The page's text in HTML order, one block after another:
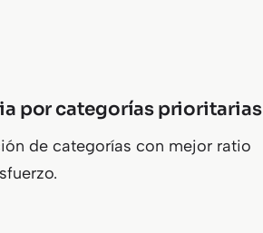
por categorías prioritarias
de categorías con mejor ratio